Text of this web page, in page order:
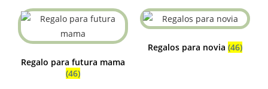
Regalo para futura mama
(46)
Regalos para novia (46)